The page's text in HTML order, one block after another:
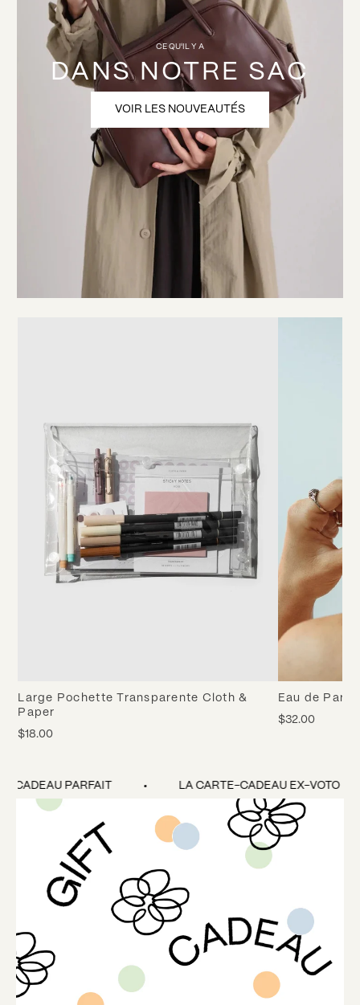
CE QU'IL Y A
DANS NOTRE SAC
VOIR LES NOUVEAUTÉS
Large Pochette Transparente Cloth &
Paper
$18.00
Eau de
$32.00
CADEAU PARFAIT LA CARTE-CADEAU EX-VOTO